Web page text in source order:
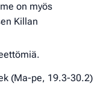
on myös
Killan
(Ma-pe, 19.3-30.2)